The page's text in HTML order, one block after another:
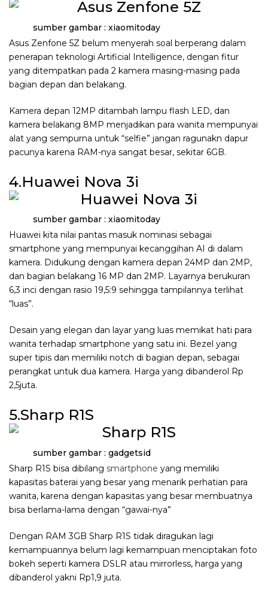
sumber gambar : xiaomitoday
Asus Zenfone 5Z belum menyerah soal berperang dalam
penerapan teknologi Artificial Intelligence, dengan fitur
yang ditempatkan pada 2 kamera masing-masing pada
bagian depan dan belakang.
Kamera depan 12MP ditambah lampu flash LED, dan
kamera belakang 8MP menjadikan para wanita mempunyai
alat yang sempurna untuk “selfie” jangan ragunakn dapur
pacunya karena RAM-nya sangat besar, sekitar 6GB.
4.Huawei Nova 3i
sumber gambar : xiaomitoday
Huawei kita nilai pantas masuk nominasi sebagai
smartphone yang mempunyai kecanggihan AI di dalam
kamera. Didukung dengan kamera depan 24MP dan 2MP,
dan bagian belakang 16 MP dan 2MP. Layarnya berukuran
6,3 inci dengan rasio 19,5:9 sehingga tampilannya terlihat
“luas”.
Desain yang elegan dan layar yang luas memikat hati para
wanita terhadap smartphone yang satu ini. Bezel yang
super tipis dan memiliki notch di bagian depan, sebagai
perangkat untuk dua kamera. Harga yang dibanderol Rp
2,5juta.
5.Sharp R1S
sumber gambar : gadgetsid
Sharp R1S bisa dibilang smartphone yang memiliki
kapasitas baterai yang besar yang menarik perhatian para
wanita, karena dengan kapasitas yang besar membuatnya
bisa berlama-lama dengan “gawai-nya”
Dengan RAM 3GB Sharp R1S tidak diragukan lagi
kemampuannya belum lagi kemampuan menciptakan foto
bokeh seperti kamera DSLR atau mirrorless, harga yang
dibanderol yakni Rp1,9 juta.